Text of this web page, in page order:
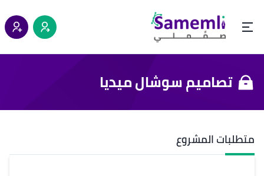
تصاميم سوشال ميديا
متطلبات المشروع